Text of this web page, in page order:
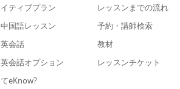
ティブプラン
国語レッスン
会話
会話オプション
eKnow?
レッスンまでの流れ
予約・講師検索
教材
レッスンチケット